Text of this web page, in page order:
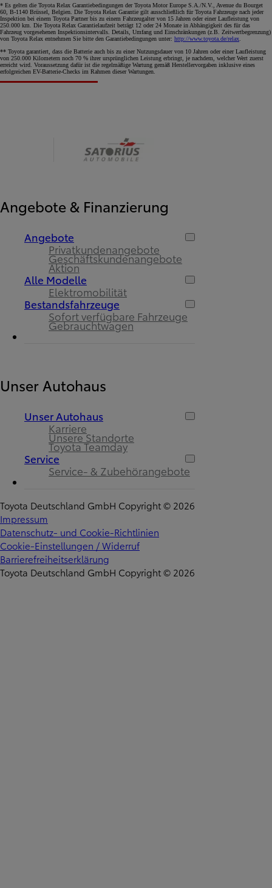
* Es gelten die Toyota Relax Garantiebedingungen der Toyota Motor Europe S.A./N.V., Avenue du Bourget
60, B-1140 Brüssel, Belgien. Die Toyota Relax Garantie gilt ausschließlich für Toyota Fahrzeuge nach jeder
Inspektion bei einem Toyota Partner bis zu einem Fahrzeugalter von 15 Jahren oder einer Laufleistung von
250.000 km. Die Toyota Relax Garantielaufzeit beträgt 12 oder 24 Monate in Abhängigkeit des für das
Fahrzeug vorgesehenen Inspektionsintervalls. Details, Umfang und Einschränkungen (z.B. Zeitwertbegrenzung)
von Toyota Relax entnehmen Sie bitte den Garantiebedingungen unter: http://www.toyota.de/relax
** Toyota garantiert, dass die Batterie auch bis zu einer Nutzungsdauer von 10 Jahren oder einer Laufleistung
von 250.000 Kilometern noch 70 % ihrer ursprünglichen Leistung erbringt, je nachdem, welcher Wert zuerst
erreicht wird. Voraussetzung dafür ist die regelmäßige Wartung gemäß Herstellervorgaben inklusive eines
erfolgreichen EV-Batterie-Checks im Rahmen dieser Wartungen.
Angebote & Finanzierung
Angebote
Privatkundenangebote
Geschäftskundenangebote
Aktion
Alle Modelle
Elektromobilität
Bestandsfahrzeuge
Sofort verfügbare Fahrzeuge
Gebrauchtwagen
Unser Autohaus
Unser Autohaus
Karriere
Unsere Standorte
Toyota Teamday
Service
Service- & Zubehörangebote
Toyota Deutschland GmbH Copyright © 2026
Impressum
Datenschutz- und Cookie-Richtlinien
Cookie-Einstellungen / Widerruf
Barrierefreiheitserklärung
Toyota Deutschland GmbH Copyright © 2026